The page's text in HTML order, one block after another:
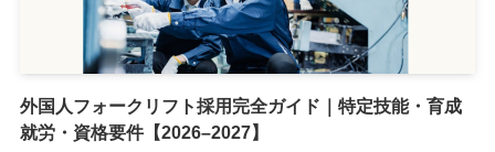
外国人フォークリフト採用完全ガイド｜特定技能・育成
就労・資格要件【2026–2027】